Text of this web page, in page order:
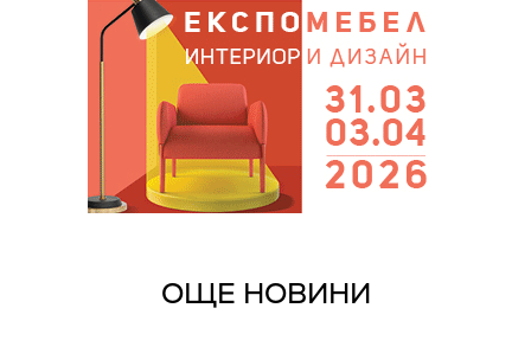
ОЩЕ НОВИНИ